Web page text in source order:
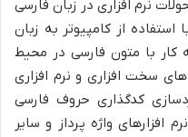
نرم افزاری در زبان فارسی
از کامپیوتر به زبان
کار با متون فارسی در محیط
سخت افزاری و نرم افزاری
کدگذاری حروف فارسی
واژه پرداز و سایر